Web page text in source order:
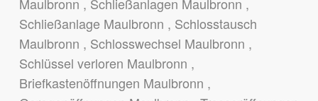
Maulbronn , Schließanlagen Maulbronn ,
Schließanlage Maulbronn , Schlosstausch
Maulbronn , Schlosswechsel Maulbronn ,
Schlüssel verloren Maulbronn ,
Briefkastenöffnungen Maulbronn ,